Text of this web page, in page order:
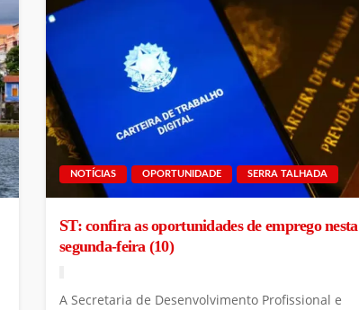
NOTÍCIAS OPORTUNIDADE SERRA TALHADA
ST: confira as oportunidades de emprego nesta
segunda-feira (10)
A Secretaria de Desenvolvimento Profissional e